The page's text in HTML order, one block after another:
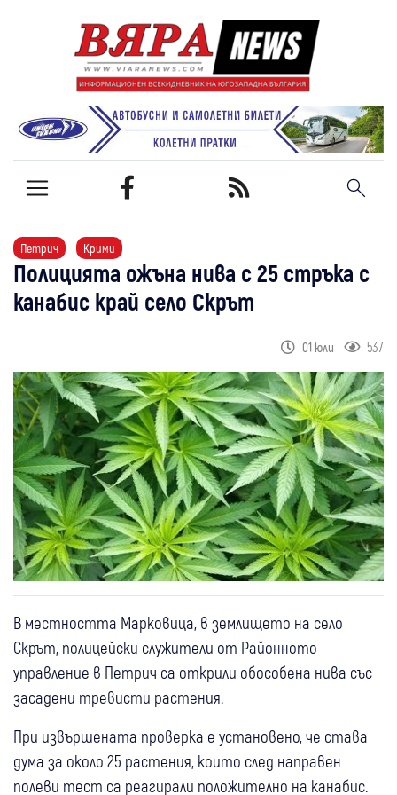
Петрич Крими
Полицията ожъна нива с 25 стръка с
канабис край село Скрът
01 юли 537
В местността Марковица, в землището на село
Скрът, полицейски служители от Районното
управление в Петрич са открили обособена нива със
засадени тревисти растения.
При извършената проверка е установено, че става
дума за около 25 растения, които след направен
полеви тест са реагирали положително на канабис.